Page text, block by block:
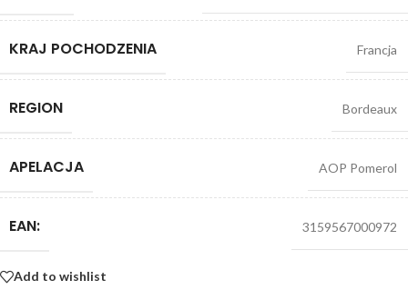
KRAJ POCHODZENIA Francja
REGION Bordeaux
APELACJA AOP Pomerol
EAN: 3159567000972
Add to wishlist